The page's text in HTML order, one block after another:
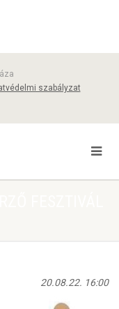
szabályzat
20.08.22. 16:00